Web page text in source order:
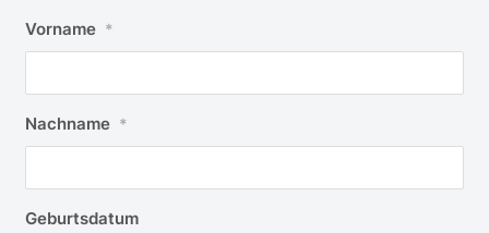
Vorname *
Nachname *
Geburtsdatum